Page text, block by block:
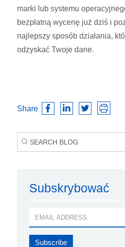
marki lub systemu
bezpłatną wycenę już dziś i
najlepszy sposób działania,
odzyskać Twoje dane.
Share
Subskrybować